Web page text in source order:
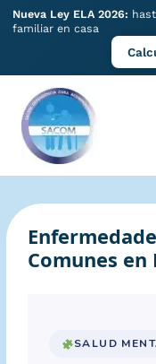
Nueva Ley ELA 2026:
familiar en casa
contenido
Comunes en
SALUD